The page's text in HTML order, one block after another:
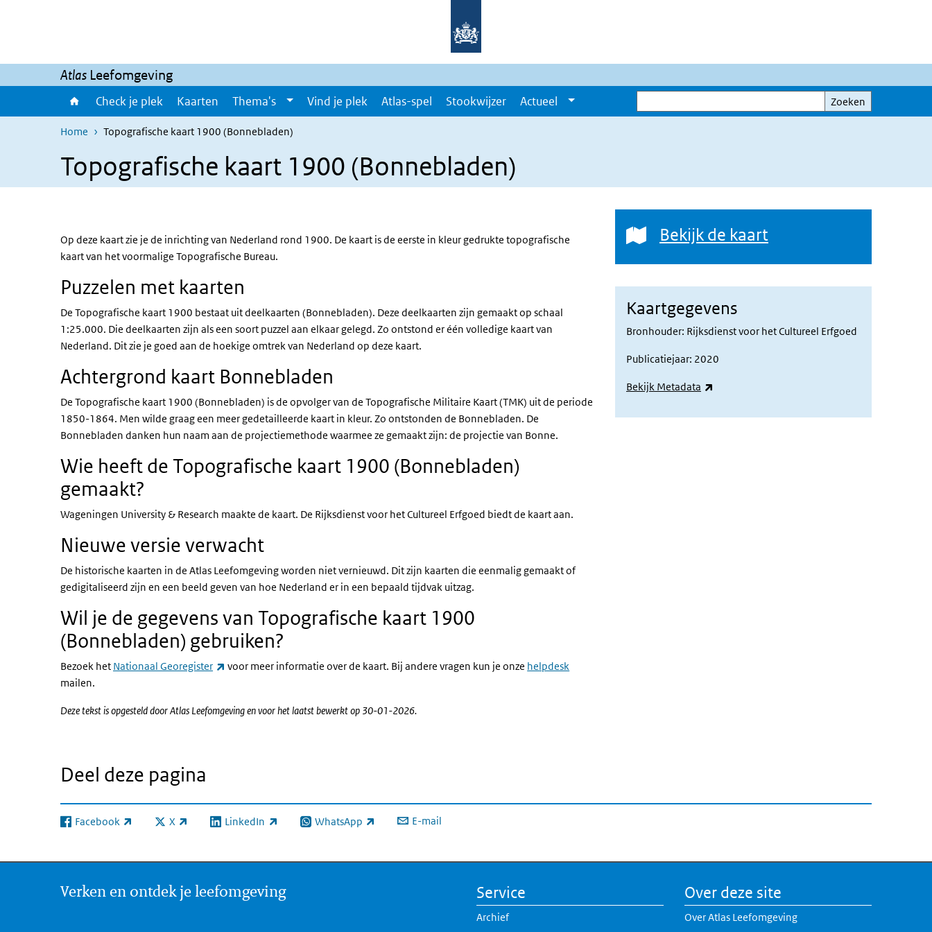
Atlas Leefomgeving
Check je plek Kaarten Thema's Vind je plek Atlas-spel Stookwijzer Actueel
Zoeken
Zoeken
Home Topografische kaart 1900 (Bonnebladen)
Topografische kaart 1900 (Bonnebladen)
Op deze kaart zie je de inrichting van Nederland rond 1900. De kaart is de eerste in kleur gedrukte topografische
kaart van het voormalige Topografische Bureau.
Puzzelen met kaarten
De Topografische kaart 1900 bestaat uit deelkaarten (Bonnebladen). Deze deelkaarten zijn gemaakt op schaal
1:25.000. Die deelkaarten zijn als een soort puzzel aan elkaar gelegd. Zo ontstond er één volledige kaart van
Nederland. Dit zie je goed aan de hoekige omtrek van Nederland op deze kaart.
Achtergrond kaart Bonnebladen
De Topografische kaart 1900 (Bonnebladen) is de opvolger van de Topografische Militaire Kaart (TMK) uit de periode
1850-1864. Men wilde graag een meer gedetailleerde kaart in kleur. Zo ontstonden de Bonnebladen. De
Bonnebladen danken hun naam aan de projectiemethode waarmee ze gemaakt zijn: de projectie van Bonne.
Wie heeft de Topografische kaart 1900 (Bonnebladen)
gemaakt?
Wageningen University & Research maakte de kaart. De Rijksdienst voor het Cultureel Erfgoed biedt de kaart aan.
Nieuwe versie verwacht
De historische kaarten in de Atlas Leefomgeving worden niet vernieuwd. Dit zijn kaarten die eenmalig gemaakt of
gedigitaliseerd zijn en een beeld geven van hoe Nederland er in een bepaald tijdvak uitzag.
Wil je de gegevens van Topografische kaart 1900
(Bonnebladen) gebruiken?
Bezoek het Nationaal Georegister (externe link)
voor meer informatie over de kaart. Bij andere vragen kun je onze helpdesk
mailen.
Deze tekst is opgesteld door Atlas Leefomgeving en voor het laatst bewerkt op 30-01-2026.
Bekijk de kaart
Bekijk de kaart
Kaartgegevens
Bronhouder: Rijksdienst voor het Cultureel Erfgoed
Publicatiejaar: 2020
Bekijk Metadata
Deel deze pagina
Facebook
(externe link) X
(externe link) LinkedIn
(externe link) WhatsApp
(externe link) E-mail
Verken en ontdek je leefomgeving Service
Archief
Over deze site
Over Atlas Leefomgeving